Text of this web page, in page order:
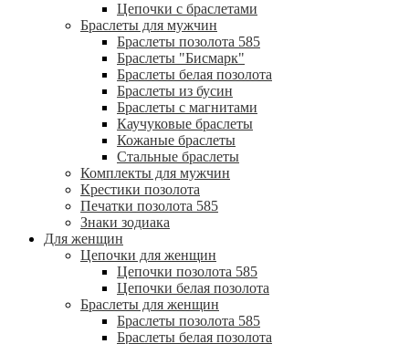
Цепочки с браслетами
Браслеты для мужчин
Браслеты позолота 585
Браслеты "Бисмарк"
Браслеты белая позолота
Браслеты из бусин
Браслеты с магнитами
Каучуковые браслеты
Кожаные браслеты
Стальные браслеты
Комплекты для мужчин
Крестики позолота
Печатки позолота 585
Знаки зодиака
Для женщин
Цепочки для женщин
Цепочки позолота 585
Цепочки белая позолота
Браслеты для женщин
Браслеты позолота 585
Браслеты белая позолота